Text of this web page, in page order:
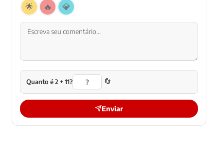
🌟
🔥 💎
Quanto é 2 + 11? 🔄
Enviar